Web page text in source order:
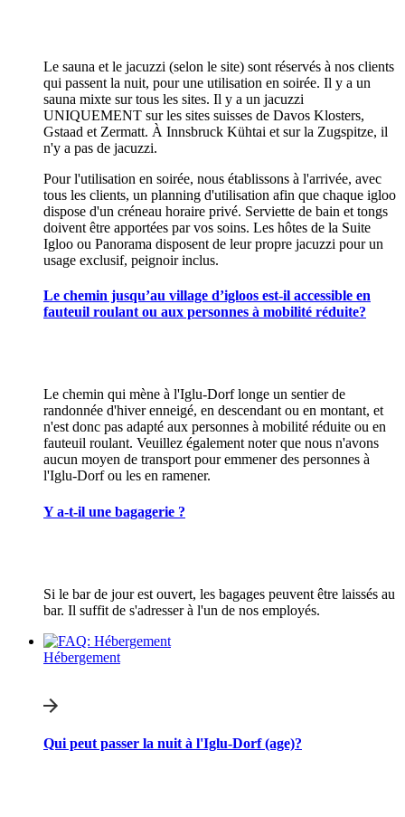
Le sauna et le jacuzzi (selon le site) sont réservés à nos clients
qui passent la nuit, pour une utilisation en soirée. Il y a un
sauna mixte sur tous les sites. Il y a un jacuzzi
UNIQUEMENT sur les sites suisses de Davos Klosters,
Gstaad et Zermatt. À Innsbruck Kühtai et sur la Zugspitze, il
n'y a pas de jacuzzi.
Pour l'utilisation en soirée, nous établissons à l'arrivée, avec
tous les clients, un planning d'utilisation afin que chaque igloo
dispose d'un créneau horaire privé. Serviette de bain et tongs
doivent être apportées par vos soins. Les hôtes de la Suite
Igloo ou Panorama disposent de leur propre jacuzzi pour un
usage exclusif, peignoir inclus.
Le chemin jusqu’au village d’igloos est-il accessible en
fauteuil roulant ou aux personnes à mobilité réduite?
Le chemin qui mène à l'Iglu-Dorf longe un sentier de
randonnée d'hiver enneigé, en descendant ou en montant, et
n'est donc pas adapté aux personnes à mobilité réduite ou en
fauteuil roulant. Veuillez également noter que nous n'avons
aucun moyen de transport pour emmener des personnes à
l'Iglu-Dorf ou les en ramener.
Y a-t-il une bagagerie ?
Si le bar de jour est ouvert, les bagages peuvent être laissés au
bar. Il suffit de s'adresser à l'un de nos employés.
Hébergement
Qui peut passer la nuit à l'Iglu-Dorf (age)?